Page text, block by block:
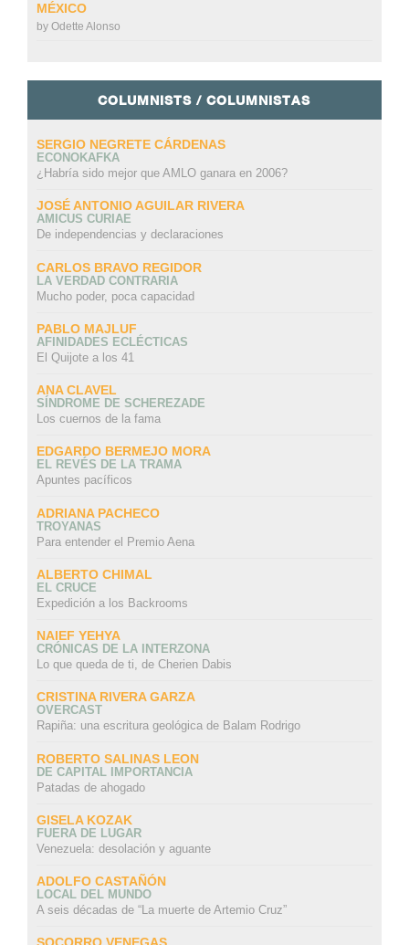
MÉXICO
by Odette Alonso
COLUMNISTS / COLUMNISTAS
SERGIO NEGRETE CÁRDENAS
ECONOKAFKA
¿Habría sido mejor que AMLO ganara en 2006?
JOSÉ ANTONIO AGUILAR RIVERA
AMICUS CURIAE
De independencias y declaraciones
CARLOS BRAVO REGIDOR
LA VERDAD CONTRARIA
Mucho poder, poca capacidad
PABLO MAJLUF
AFINIDADES ECLÉCTICAS
El Quijote a los 41
ANA CLAVEL
SÍNDROME DE SCHEREZADE
Los cuernos de la fama
EDGARDO BERMEJO MORA
EL REVÉS DE LA TRAMA
Apuntes pacíficos
ADRIANA PACHECO
TROYANAS
Para entender el Premio Aena
ALBERTO CHIMAL
EL CRUCE
Expedición a los Backrooms
NAIEF YEHYA
CRÓNICAS DE LA INTERZONA
Lo que queda de ti, de Cherien Dabis
CRISTINA RIVERA GARZA
OVERCAST
Rapiña: una escritura geológica de Balam Rodrigo
ROBERTO SALINAS LEON
DE CAPITAL IMPORTANCIA
Patadas de ahogado
GISELA KOZAK
FUERA DE LUGAR
Venezuela: desolación y aguante
ADOLFO CASTAÑÓN
LOCAL DEL MUNDO
A seis décadas de “La muerte de Artemio Cruz”